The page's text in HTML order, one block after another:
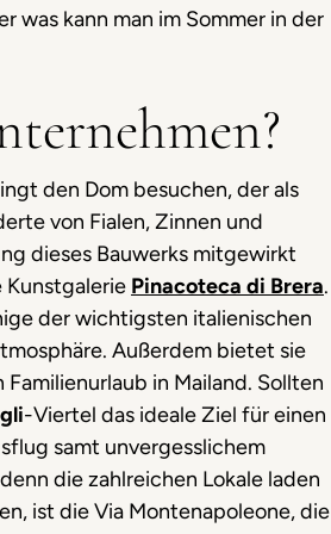
was kann man im Sommer in der
den Dom besuchen, der als
von Fialen, Zinnen und
dieses Bauwerks mitgewirkt
Pinacoteca di Brera.
der wichtigsten italienischen
Außerdem bietet sie
in Mailand. Sollten
-Viertel das ideale Ziel für einen
samt unvergesslichem
die zahlreichen Lokale laden
ist die Via Montenapoleone, die